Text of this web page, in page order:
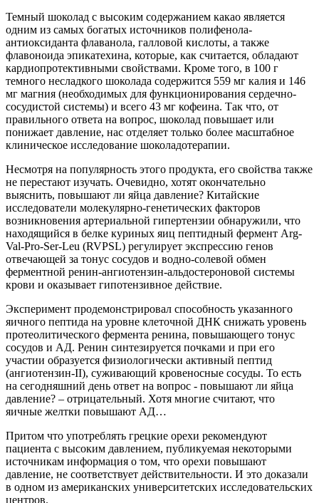
Темный шоколад с высоким содержанием какао является
одним из самых богатых источников полифенола-
антиоксиданта флаванола, галловой кислоты, а также
флавоноида эпикатехина, которые, как считается, обладают
кардиопротективными свойствами. Кроме того, в 100 г
темного несладкого шоколада содержится 559 мг калия и 146
мг магния (необходимых для функционирования сердечно-
сосудистой системы) и всего 43 мг кофеина. Так что, от
правильного ответа на вопрос, шоколад повышает или
понижает давление, нас отделяет только более масштабное
клиническое исследование шоколадотерапии.
Несмотря на популярность этого продукта, его свойства также
не перестают изучать. Очевидно, хотят окончательно
выяснить, повышают ли яйца давление? Китайские
исследователи молекулярно-генетических факторов
возникновения артериальной гипертензии обнаружили, что
находящийся в белке куриных яиц пептидный фермент Arg-
Val-Pro-Ser-Leu (RVPSL) регулирует экспрессию генов
отвечающей за тонус сосудов и водно-солевой обмен
ферментной ренин-ангиотензин-альдостероновой системы
крови и оказывает гипотензивное действие.
Эксперимент продемонстрировал способность указанного
яичного пептида на уровне клеточной ДНК снижать уровень
протеолитического фермента ренина, повышающего тонус
сосудов и АД. Ренин синтезируется почками и при его
участии образуется физиологически активный пептид
(ангиотензин-II), суживающий кровеносные сосуды. То есть
на сегодняшний день ответ на вопрос - повышают ли яйца
давление? – отрицательный. Хотя многие считают, что
яичные желтки повышают АД…
Притом что употреблять грецкие орехи рекомендуют
пациента с высоким давлением, публикуемая некоторыми
источникам информация о том, что орехи повышают
давление, не соответствует действительности. И это доказали
в одном из американских университетских исследовательских
центров.